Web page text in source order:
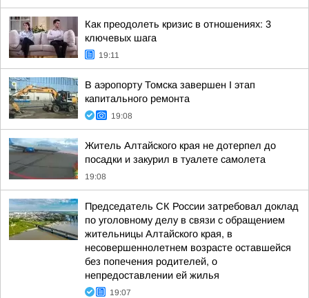
Как преодолеть кризис в отношениях: 3
ключевых шага
19:11
В аэропорту Томска завершен I этап
капитального ремонта
19:08
Житель Алтайского края не дотерпел до
посадки и закурил в туалете самолета
19:08
Председатель СК России затребовал доклад
по уголовному делу в связи с обращением
жительницы Алтайского края, в
несовершеннолетнем возрасте оставшейся
без попечения родителей, о
непредоставлении ей жилья
19:07